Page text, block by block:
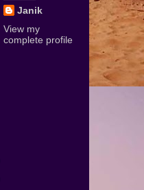
Janik
View my
complete profile